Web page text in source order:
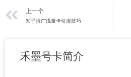
上一页
上一个
知乎推广流量卡引流技巧
禾墨号卡简介